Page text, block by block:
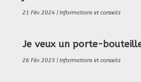
21 Fév 2024 | Informations et conseils
Je veux un porte-
26 Fév 2023 | Informations et conseils